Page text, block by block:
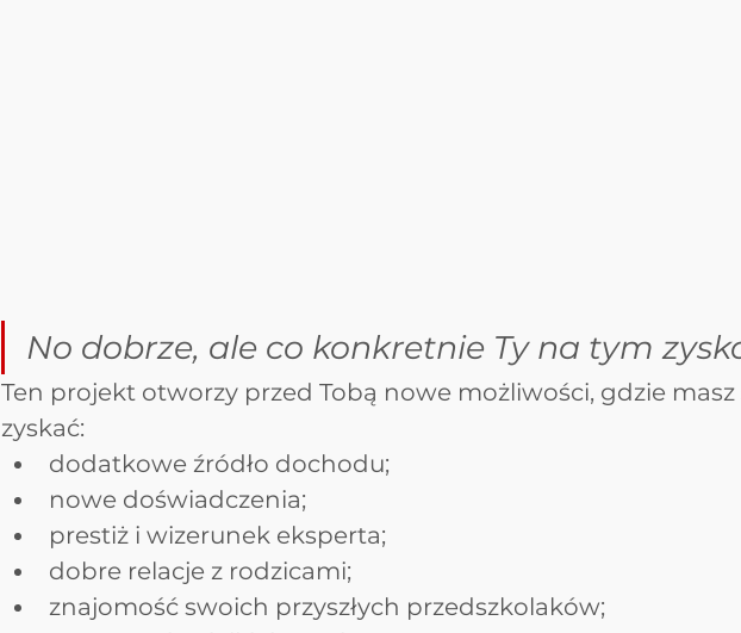
No dobrze, ale co konkretnie Ty na tym
Ten projekt otworzy przed Tobą nowe możliwości, gdzie masz
zyskać:
dodatkowe źródło dochodu;
nowe doświadczenia;
prestiż i wizerunek eksperta;
dobre relacje z rodzicami;
znajomość swoich przyszłych przedszkolaków;